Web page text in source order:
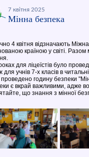
7 квітня 2025
Мінна безпека
4 квітня відзначають
країною у світі.
для ліцеїстів було
для учнів 7-х класів в
годину безпеки
є вкрай важливими, адже
що знання з мінної